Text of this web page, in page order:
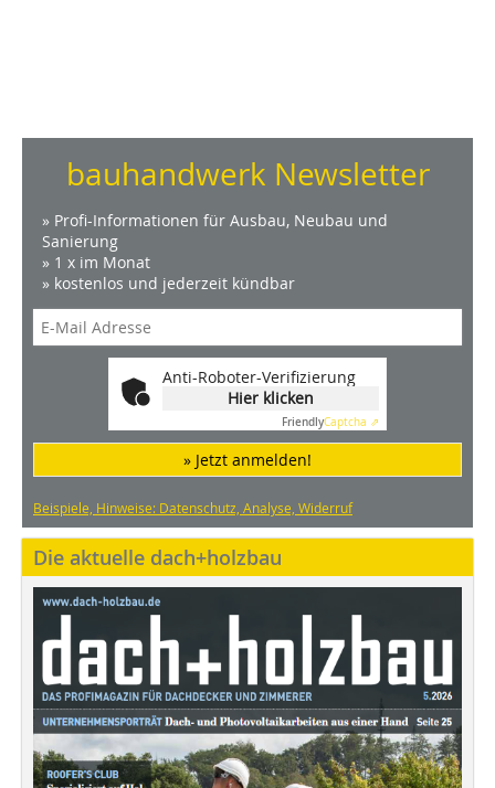
bauhandwerk Newsletter
» Profi-Informationen für Ausbau, Neubau und
Sanierung
» 1 x im Monat
» kostenlos und jederzeit kündbar
Anti-Roboter-Verifizierung
Hier klicken
FriendlyCaptcha ⇗
» Jetzt anmelden!
Beispiele, Hinweise: Datenschutz, Analyse, Widerruf
Die aktuelle dach+holzbau